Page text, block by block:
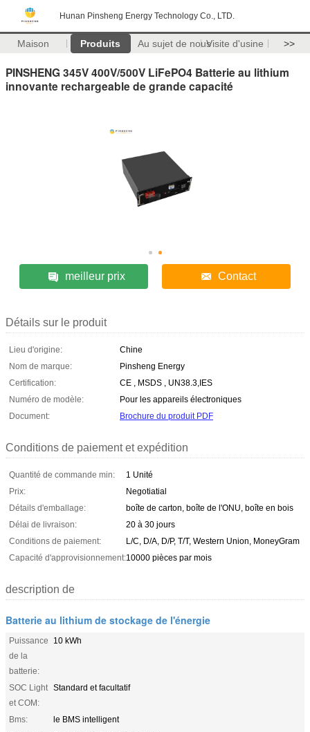
Hunan Pinsheng Energy Technology Co., LTD.
Maison Produits Au sujet de nousVisite d'usine >>
PINSHENG 345V 400V/500V LiFePO4 Batterie au lithium
innovante rechargeable de grande capacité
meilleur prix Contact
Détails sur le produit
Lieu d'origine:
Chine
Nom de marque:
Pinsheng Energy
Certification:
CE , MSDS , UN38.3,IES
Numéro de modèle:
Pour les appareils électroniques
Document:
Brochure du produit PDF
Conditions de paiement et expédition
Quantité de commande min:
1 Unité
Prix:
Negotiatial
Détails d'emballage:
boîte de carton, boîte de l'ONU, boîte en bois
Délai de livraison:
20 à 30 jours
Conditions de paiement:
L/C, D/A, D/P, T/T, Western Union, MoneyGram
Capacité d'approvisionnement:10000 pièces par mois
description de
Batterie au lithium de stockage de l'énergie
Puissance
de la
batterie:
10 kWh
SOC Light
et COM:
Standard et facultatif
Bms:
le BMS intelligent